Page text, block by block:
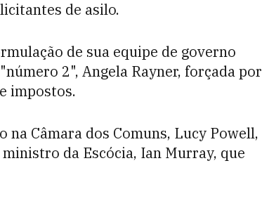
de asilo.
de sua equipe de governo
2", Angela Rayner, forçada por
impostos.
Câmara dos Comuns, Lucy Powell,
da Escócia, Ian Murray, que